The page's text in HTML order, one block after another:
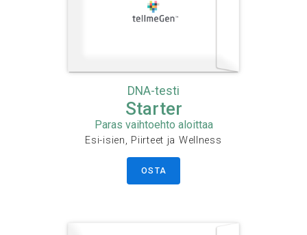
DNA-testi
Starter
Paras vaihtoehto aloittaa
Esi-isien, Piirteet ja Wellness
OSTA